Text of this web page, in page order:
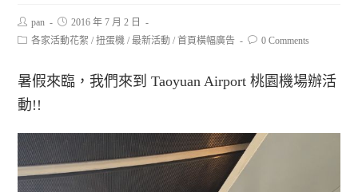
pan
2016 年 7 月 2 日
各家活動花絮 / 扭蛋機 / 最新活動 / 首頁橫幅廣告 0 Comments
暑假來臨，我們來到 Taoyuan Airport 桃園機場辦活
動!!